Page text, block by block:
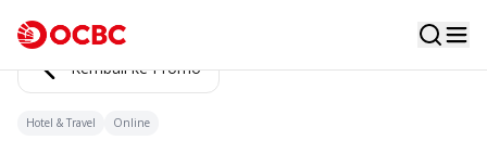
Kembali ke Promo
Hotel & Travel Online